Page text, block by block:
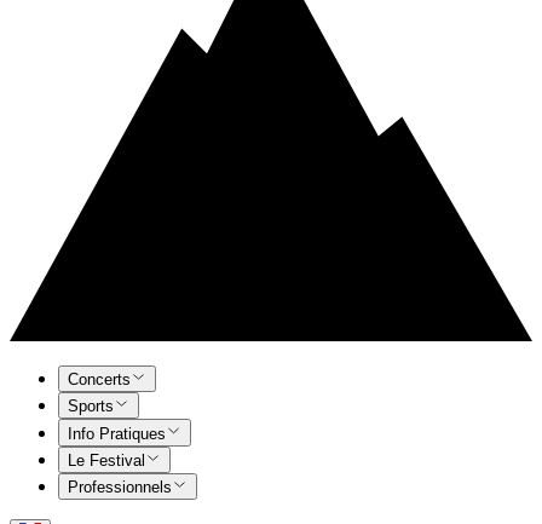
Concerts
Sports
Info Pratiques
Le Festival
Professionnels